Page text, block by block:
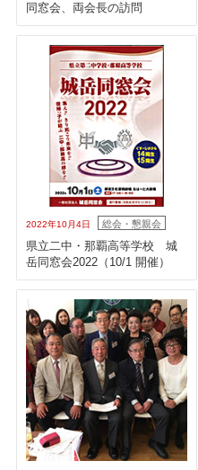
同窓会、両会長の訪問
2022年10月4日 総会・懇親会
県立二中・那覇高等学校 城
岳同窓会2022（10/1 開催）